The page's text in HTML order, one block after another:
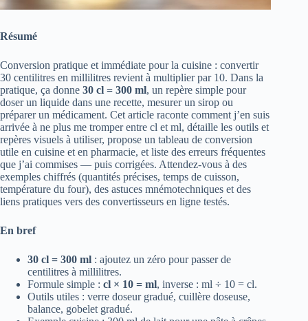
Résumé
Conversion pratique et immédiate pour la cuisine : convertir
30 centilitres en millilitres revient à multiplier par 10. Dans la
pratique, ça donne 30 cl = 300 ml, un repère simple pour
doser un liquide dans une recette, mesurer un sirop ou
préparer un médicament. Cet article raconte comment j’en suis
arrivée à ne plus me tromper entre cl et ml, détaille les outils et
repères visuels à utiliser, propose un tableau de conversion
utile en cuisine et en pharmacie, et liste des erreurs fréquentes
que j’ai commises — puis corrigées. Attendez-vous à des
exemples chiffrés (quantités précises, temps de cuisson,
température du four), des astuces mnémotechniques et des
liens pratiques vers des convertisseurs en ligne testés.
En bref
30 cl = 300 ml : ajoutez un zéro pour passer de
centilitres à millilitres.
Formule simple : cl × 10 = ml, inverse : ml ÷ 10 = cl.
Outils utiles : verre doseur gradué, cuillère doseuse,
balance, gobelet gradué.